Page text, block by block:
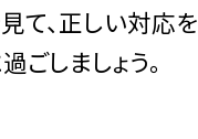
て、正しい対応を
ごしましょう。